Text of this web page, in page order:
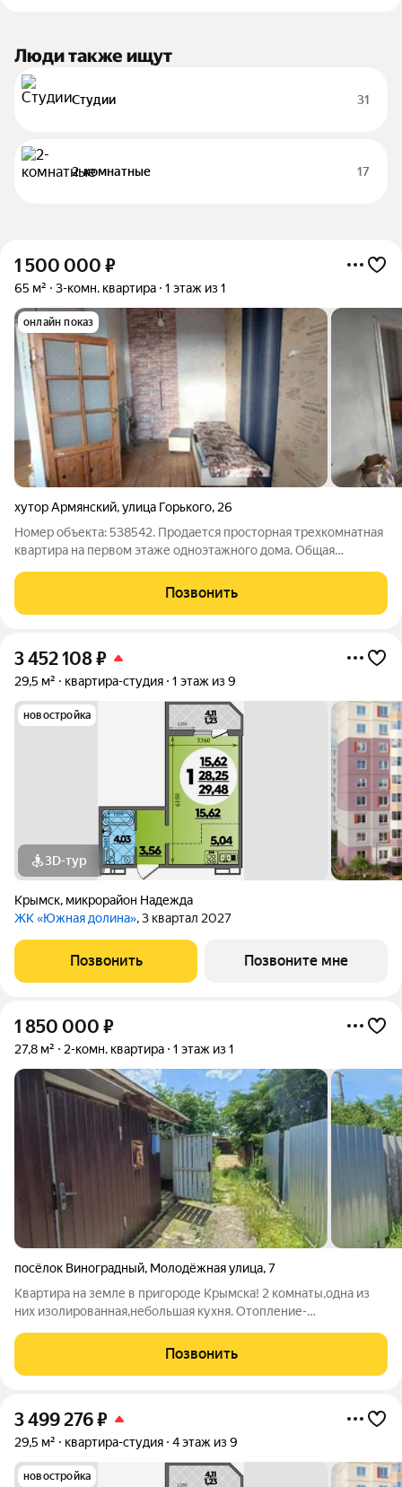
Люди также ищут
Студии 31
2-комнатные 17
1 500 000 ₽
65 м² 3-комн. квартира 1 этаж из 1
онлайн показ
хутор Армянский,улица Горького, 26
Номер объекта: 538542. Продается просторная трехкомнатная
квартира на первом этаже одноэтажного дома. Общая
Это очень экономичный вариант жилья, который сейчас
требует ремонтных работ.
Позвонить
3 452 108₽
29,5 м² квартира-студия 1 этаж из 9
новостройка
3D-тур
Крымск, микрорайон Надежда
ЖК «Южная долина», 3 квартал 2027
Позвонить Позвоните мне
1 850 000 ₽
27,8 м² 2-комн. квартира 1 этаж из 1
посёлок Виноградный, Молодёжная улица,7
Квартира на земле в пригороде Крымска! 2 комнаты,одна из
них изолированная,небольшая кухня. Отопление-
Цена низкая из-за отсутствия сан.узла в доме,но его можно
пристроить! Пос.Виноградный
Позвонить
3 499 276₽
29,5 м² квартира-студия 4 этаж из 9
новостройка